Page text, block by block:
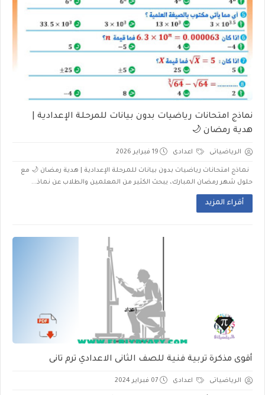
نماذج امتحانات رياضيات بدون بيانات للمرحلة الإعدادية |
هدية رمضان 🌙
الرياضياتى اعدادى 19 فبراير 2026
نماذج امتحانات رياضيات بدون بيانات للمرحلة الإعدادية | هدية رمضان 🌙 مع
حلول شهر رمضان المبارك، يبحث الكثير من المعلمين والطلاب عن نماذ...
أقراء المزيد
أقوى مذكرة تربية فنية للصف الثانى الاعدادي ترم تانى
الرياضياتى اعدادى 07 فبراير 2024